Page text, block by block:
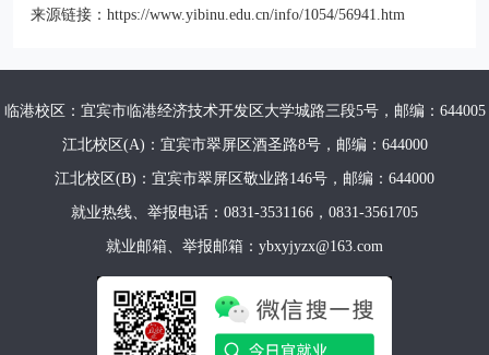
来源链接： https://www.yibinu.edu.cn/info/1054/56941.htm
临港校区：宜宾市临港经济技术开发区大学城路三段5号，邮编：644005
江北校区(A)：宜宾市翠屏区酒圣路8号，邮编：644000
江北校区(B)：宜宾市翠屏区敬业路146号，邮编：644000
就业热线、举报电话：0831-3531166，0831-3561705
就业邮箱、举报邮箱：ybxyjyzx@163.com